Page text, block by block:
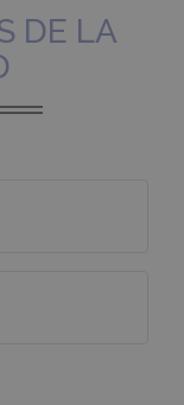
DE LA